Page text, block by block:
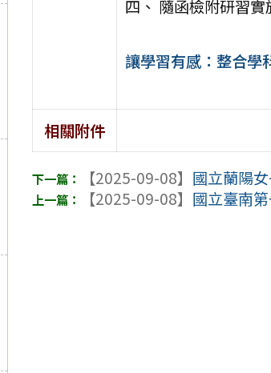
四、 隨函檢附研習實
讓學習有感：整合學
相關附件
【2025-09-08】 國立蘭陽
【2025-09-08】 國立臺南